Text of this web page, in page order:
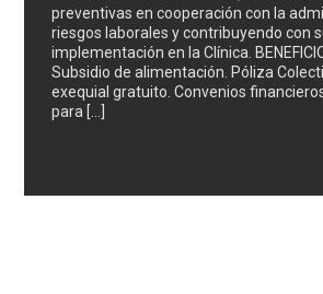
preventivas en cooperación con la
riesgos laborales y contribuyendo con
implementación en la Clínica.
Subsidio de alimentación. Póliza
exequial gratuito. Convenios
para […]